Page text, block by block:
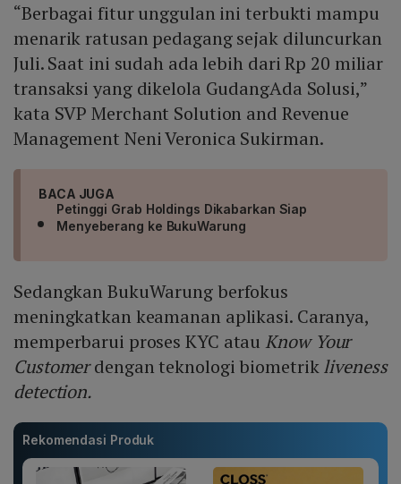
“Berbagai fitur unggulan ini terbukti mampu
menarik ratusan pedagang sejak diluncurkan
Juli. Saat ini sudah ada lebih dari Rp 20 miliar
transaksi yang dikelola GudangAda Solusi,”
kata SVP Merchant Solution and Revenue
Management Neni Veronica Sukirman.
BACA JUGA
Petinggi Grab Holdings Dikabarkan Siap
Menyeberang ke BukuWarung
Sedangkan BukuWarung berfokus
meningkatkan keamanan aplikasi. Caranya,
memperbarui proses KYC atau Know Your
Customerdengan teknologi biometrikliveness
detection.
Rekomendasi Produk